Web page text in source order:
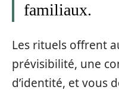
familiaux.
Les rituels offrent
prévisibilité, une
d’identité, et vous